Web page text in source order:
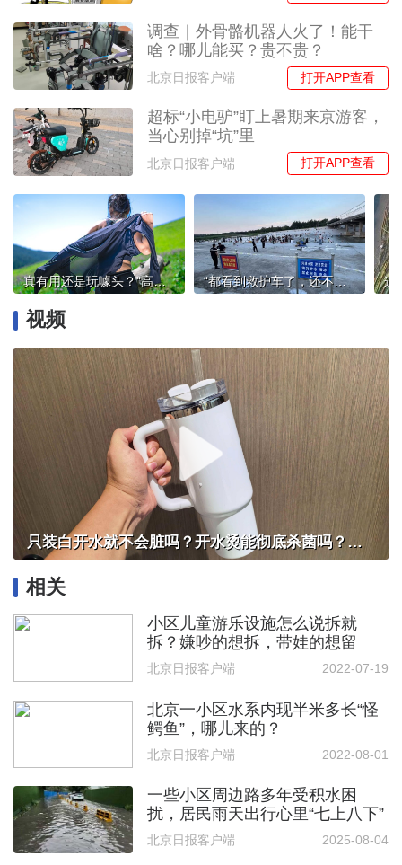
调查｜外骨骼机器人火了！能干
啥？哪儿能买？贵不贵？
北京日报客户端 打开APP查看
超标“小电驴”盯上暑期来京游客，
当心别掉“坑”里
北京日报客户端 打开APP查看
真有用还是玩噱头？“高科技”防晒产品受质疑 “都看到救护车了，还不愿离开？”京郊河道频现溺水意外，咋就劝不住？
视频
只装白开水就不会脏吗？开水烫能彻底杀菌吗？感控专家详解“吸管杯”藏菌真相｜都视频·热观察
相关
小区儿童游乐设施怎么说拆就
拆？嫌吵的想拆，带娃的想留
北京日报客户端 2022-07-19
北京一小区水系内现半米多长“怪
鳄鱼”，哪儿来的？
北京日报客户端 2022-08-01
一些小区周边路多年受积水困
扰，居民雨天出行心里“七上八下”
北京日报客户端 2025-08-04